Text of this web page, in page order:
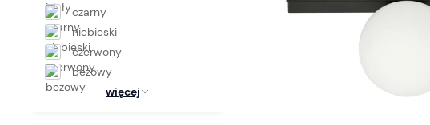
czarny
niebieski
czerwony
beżowy
więcej